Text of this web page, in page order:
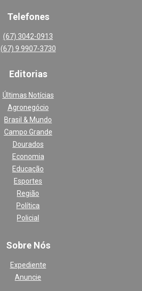
Telefones
(67) 3042-0913
(67) 9 9907-3730
Editorias
Últimas Notícias
Agronegócio
Brasil & Mundo
Campo Grande
Dourados
Economia
Educação
Esportes
Região
Política
Policial
Sobre Nós
Expediente
Anuncie